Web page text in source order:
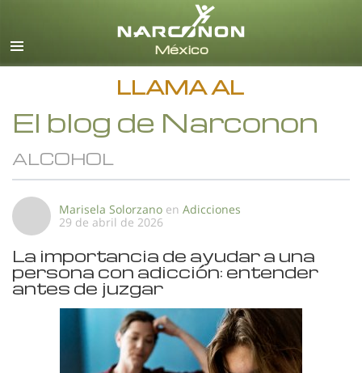
Español
Todas las Regiones/Idiomas
LLAMA AL
El blog de Narconon
ALCOHOL
Marisela Solorzano en Adicciones
29 de abril de 2026
La importancia de ayudar a una
persona con adicción: entender
antes de juzgar